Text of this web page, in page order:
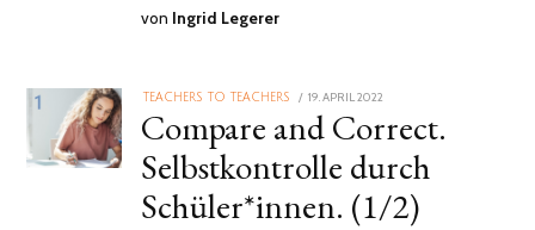
von Ingrid Legerer
TEACHERS TO TEACHERS
POSTED
ON
19. APRIL 2022
2022
Compare and Correct.
Selbstkontrolle durch
Schüler*innen. (1/2)